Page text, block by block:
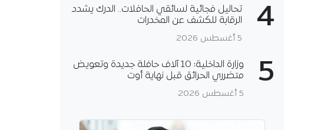
4
تحاليل فجائية لسائقي الحافلات.. الدرك يشدد
الرقابة للكشف عن المخدرات
5 أغسطس 2026
5
وزارة الداخلية: 10 آلاف حافلة جديدة وتعويض
متضرري الحرائق قبل نهاية أوت
5 أغسطس 2026